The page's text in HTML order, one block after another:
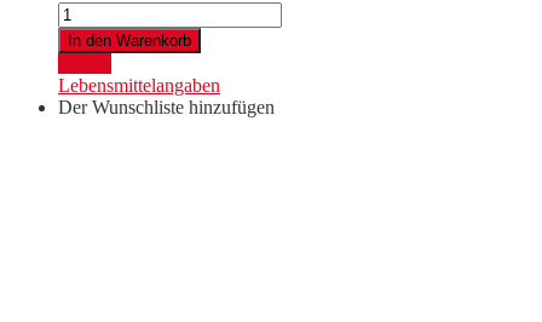
Chardonnay
Leithaberg
DAC
2025
Menge
In den Warenkorb
Lebensmittelangaben
Der Wunschliste hinzufügen